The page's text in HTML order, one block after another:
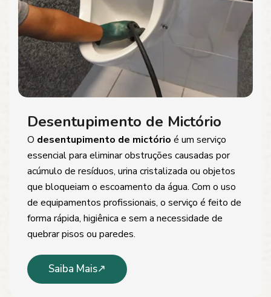
Desentupimento de Mictório
O desentupimento de mictório é um serviço
essencial para eliminar obstruções causadas por
acúmulo de resíduos, urina cristalizada ou objetos
que bloqueiam o escoamento da água. Com o uso
de equipamentos profissionais, o serviço é feito de
forma rápida, higiênica e sem a necessidade de
quebrar pisos ou paredes.
Saiba Mais